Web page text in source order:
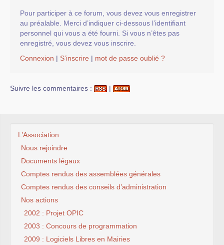
Pour participer à ce forum, vous devez vous enregistrer
au préalable. Merci d’indiquer ci-dessous l’identifiant
personnel qui vous a été fourni. Si vous n’êtes pas
enregistré, vous devez vous inscrire.
Connexion | S’inscrire | mot de passe oublié ?
Suivre les commentaires : |
L’Association
Nous rejoindre
Documents légaux
Comptes rendus des assemblées générales
Comptes rendus des conseils d’administration
Nos actions
2002 : Projet OPIC
2003 : Concours de programmation
2009 : Logiciels Libres en Mairies